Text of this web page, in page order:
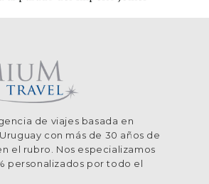
de viajes basada en
con más de 30 años de
el rubro. Nos especializamos
personalizados por todo el